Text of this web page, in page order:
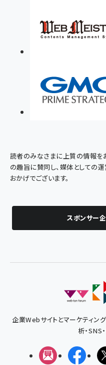
読者のみなさまに上質の情報を
の趣旨に賛同し、媒体としての
おかげでございます。
スポンサー
企業Webサイトとマーケティン
析・SNS
メルマガ